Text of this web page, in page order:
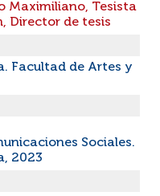
Maximiliano, Tesista
Director de tesis
Facultad de Artes y
Sociales.
2023